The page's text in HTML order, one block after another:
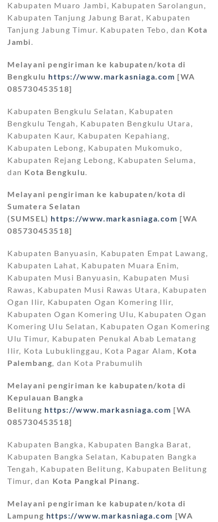
Kabupaten Muaro Jambi, Kabupaten Sarolangun,
Kabupaten Tanjung Jabung Barat, Kabupaten
Tanjung Jabung Timur. Kabupaten Tebo, dan Kota
Jambi.
Melayani pengiriman ke kabupaten/kota di
Bengkulu https://www.markasniaga.com [WA
085730453518]
Kabupaten Bengkulu Selatan, Kabupaten
Bengkulu Tengah, Kabupaten Bengkulu Utara,
Kabupaten Kaur, Kabupaten Kepahiang,
Kabupaten Lebong, Kabupaten Mukomuko,
Kabupaten Rejang Lebong, Kabupaten Seluma,
dan Kota Bengkulu
Melayani pengiriman ke kabupaten/kota di
Sumatera Selatan
(SUMSEL) https://www.markasniaga.com [WA
085730453518]
Kabupaten Banyuasin, Kabupaten Empat Lawang,
Kabupaten Lahat, Kabupaten Muara Enim,
Kabupaten Musi Banyuasin, Kabupaten Musi
Rawas, Kabupaten Musi Rawas Utara, Kabupaten
Ogan Ilir, Kabupaten Ogan Komering Ilir,
Kabupaten Ogan Komering Ulu, Kabupaten Ogan
Komering Ulu Selatan, Kabupaten Ogan Komering
Ulu Timur, Kabupaten Penukal Abab Lematang
Ilir, Kota Lubuklinggau, Kota Pagar Alam, Kota
Palembang, dan Kota Prabumulih
Melayani pengiriman ke kabupaten/kota di
Kepulauan Bangka
Belitung https://www.markasniaga.com [WA
085730453518]
Kabupaten Bangka, Kabupaten Bangka Barat,
Kabupaten Bangka Selatan, Kabupaten Bangka
Tengah, Kabupaten Belitung, Kabupaten Belitung
Timur, dan Kota Pangkal Pinang.
Melayani pengiriman ke kabupaten/kota di
Lampung https://www.markasniaga.com [WA